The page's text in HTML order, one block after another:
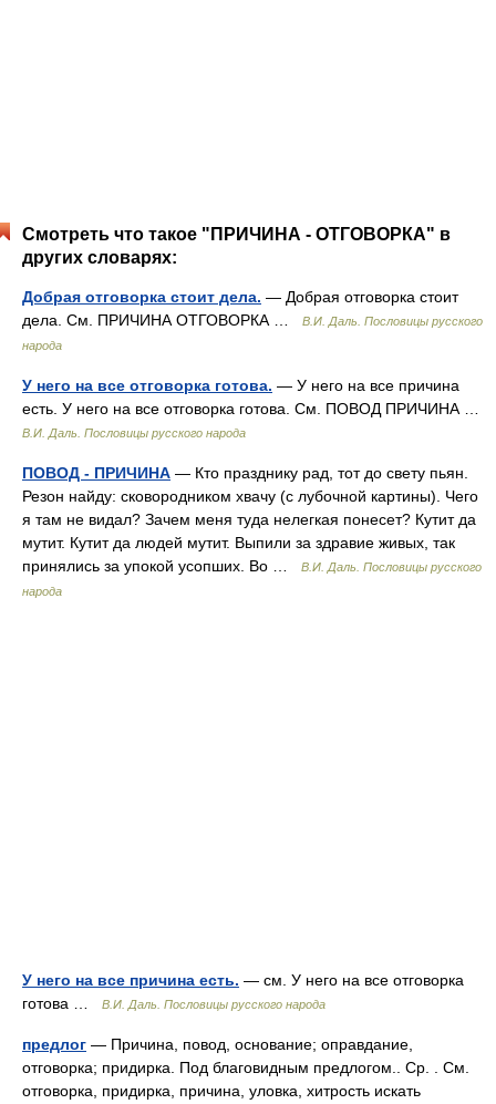
Смотреть что такое "ПРИЧИНА - ОТГОВОРКА" в
других словарях:
Добрая отговорка стоит дела. — Добрая отговорка стоит
дела. См. ПРИЧИНА ОТГОВОРКА …
В.И. Даль. Пословицы русского
народа
У него на все отговорка готова. — У него на все причина
есть. У него на все отговорка готова. См. ПОВОД ПРИЧИНА …
В.И. Даль. Пословицы русского народа
ПОВОД - ПРИЧИНА — Кто празднику рад, тот до свету пьян.
Резон найду: сковородником хвачу (с лубочной картины). Чего
я там не видал? Зачем меня туда нелегкая понесет? Кутит да
мутит. Кутит да людей мутит. Выпили за здравие живых, так
принялись за упокой усопших. Во …
В.И. Даль. Пословицы русского
народа
У него на все причина есть. — см. У него на все отговорка
готова …
В.И. Даль. Пословицы русского народа
предлог — Причина, повод, основание; оправдание,
отговорка; придирка. Под благовидным предлогом.. Ср. . См.
отговорка, придирка, причина, уловка, хитрость искать